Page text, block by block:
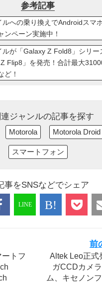
参考記事
ルへの乗り換えでAndroidスマ
ンペーン実施中！
ルが「Galaxy Z Fold8」シリー
Flip8」を発売！合計最大
ど！
ジャンルの記事を探す
Motorola Motorola Droid
スマートフォン
事をSNSなどでシェア
トフ
前
Altek Leo正式
ガCCDカメ
ム、キセノン